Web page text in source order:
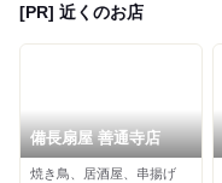
[PR] 近くのお店
備長扇屋 善通寺店
焼き鳥、居酒屋、串揚げ